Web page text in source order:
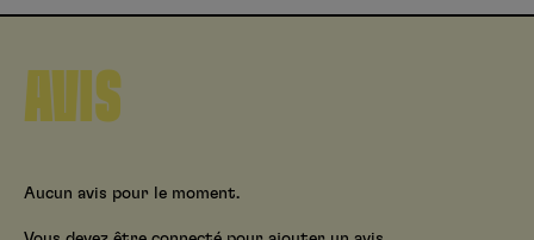
AVIS
Aucun avis pour le moment.